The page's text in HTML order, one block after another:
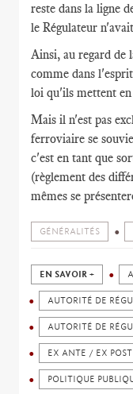
reste dans la ligne
le Régulateur
Ainsi, au regard de
comme dans
loi qu'ils mettent
Mais il n'est pas
ferroviaire se
c'est en tant que
(règlement des
mêmes se
GÉNÉRALITÉS
EN SAVOIR +
AUTORITÉ DE
AUTORITÉ DE
EX ANTE / EX POST
POLITIQUE